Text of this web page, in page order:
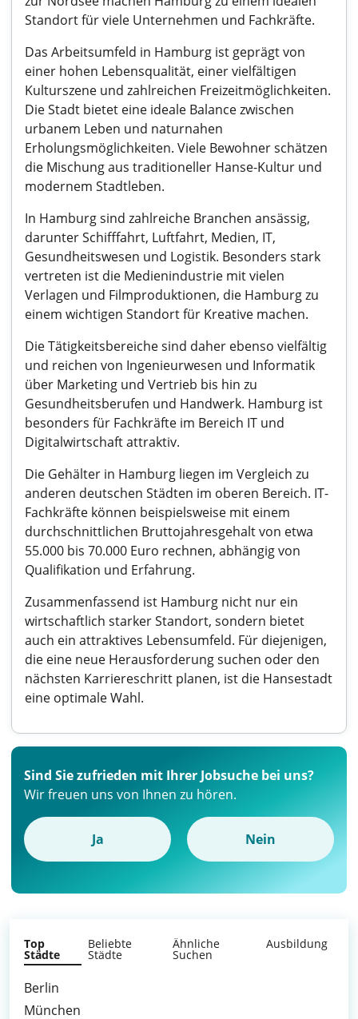
Standort für viele Unternehmen und Fachkräfte.
Das Arbeitsumfeld in Hamburg ist geprägt von
einer hohen Lebensqualität, einer vielfältigen
Kulturszene und zahlreichen Freizeitmöglichkeiten.
Die Stadt bietet eine ideale Balance zwischen
urbanem Leben und naturnahen
Erholungsmöglichkeiten. Viele Bewohner schätzen
die Mischung aus traditioneller Hanse-Kultur und
modernem Stadtleben.
In Hamburg sind zahlreiche Branchen ansässig,
darunter Schifffahrt, Luftfahrt, Medien, IT,
Gesundheitswesen und Logistik. Besonders stark
vertreten ist die Medienindustrie mit vielen
Verlagen und Filmproduktionen, die Hamburg zu
einem wichtigen Standort für Kreative machen.
Die Tätigkeitsbereiche sind daher ebenso vielfältig
und reichen von Ingenieurwesen und Informatik
über Marketing und Vertrieb bis hin zu
Gesundheitsberufen und Handwerk. Hamburg ist
besonders für Fachkräfte im Bereich IT und
Digitalwirtschaft attraktiv.
Die Gehälter in Hamburg liegen im Vergleich zu
anderen deutschen Städten im oberen Bereich. IT-
Fachkräfte können beispielsweise mit einem
durchschnittlichen Bruttojahresgehalt von etwa
55.000 bis 70.000 Euro rechnen, abhängig von
Qualifikation und Erfahrung.
Zusammenfassend ist Hamburg nicht nur ein
wirtschaftlich starker Standort, sondern bietet
auch ein attraktives Lebensumfeld. Für diejenigen,
die eine neue Herausforderung suchen oder den
nächsten Karriereschritt planen, ist die Hansestadt
eine optimale Wahl.
Sind Sie zufrieden mit Ihrer Jobsuche bei uns?
Wir freuen uns von Ihnen zu hören.
Ja Nein
Top
Städte
Beliebte
Städte
Ähnliche
Suchen
Ausbildung
Berlin
München